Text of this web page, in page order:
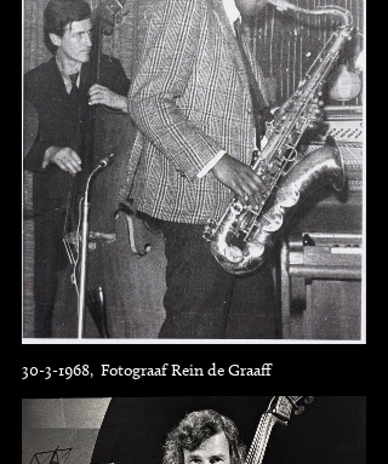
30-3-1968, Fotograaf Rein de Graaff